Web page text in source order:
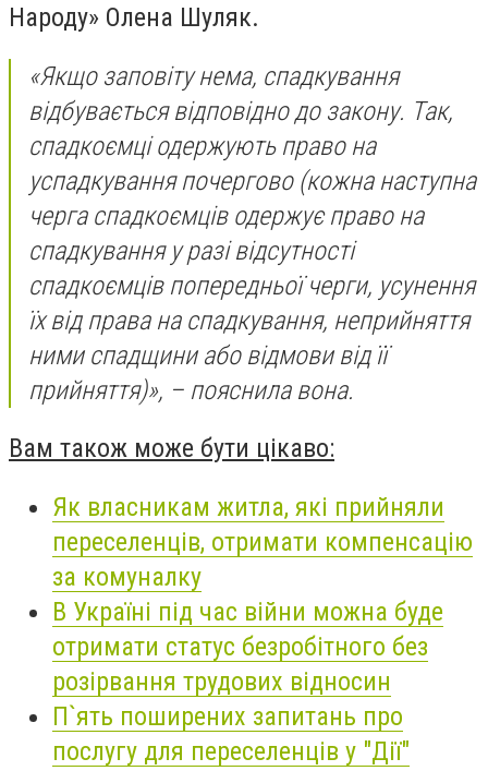
Народу» Олена Шуляк.
«Якщо заповіту нема, спадкування
відбувається відповідно до закону. Так,
спадкоємці одержують право на
успадкування почергово (кожна наступна
черга спадкоємців одержує право на
спадкування у разі відсутності
спадкоємців попередньої черги, усунення
їх від права на спадкування, неприйняття
ними спадщини або відмови від її
прийняття)», – пояснила вона.
Вам також може бути цікаво:
Як власникам житла, які прийняли
переселенців, отримати компенсацію
за комуналку
В Україні під час війни можна буде
отримати статус безробітного без
розірвання трудових відносин
П`ять поширених запитань про
послугу для переселенців у "Дії"